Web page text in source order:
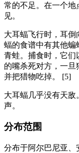
常的不足。在一个地
见。
大耳蝠飞行时，耳
蝠的食谱中有其他蝙
青蛙。捕食时，它们
的嘴杀死对方，一
并把猎物吃掉。 [5]
大耳蝠几乎没有天敌
声。
分布范围
分布于阿尔巴尼亚、